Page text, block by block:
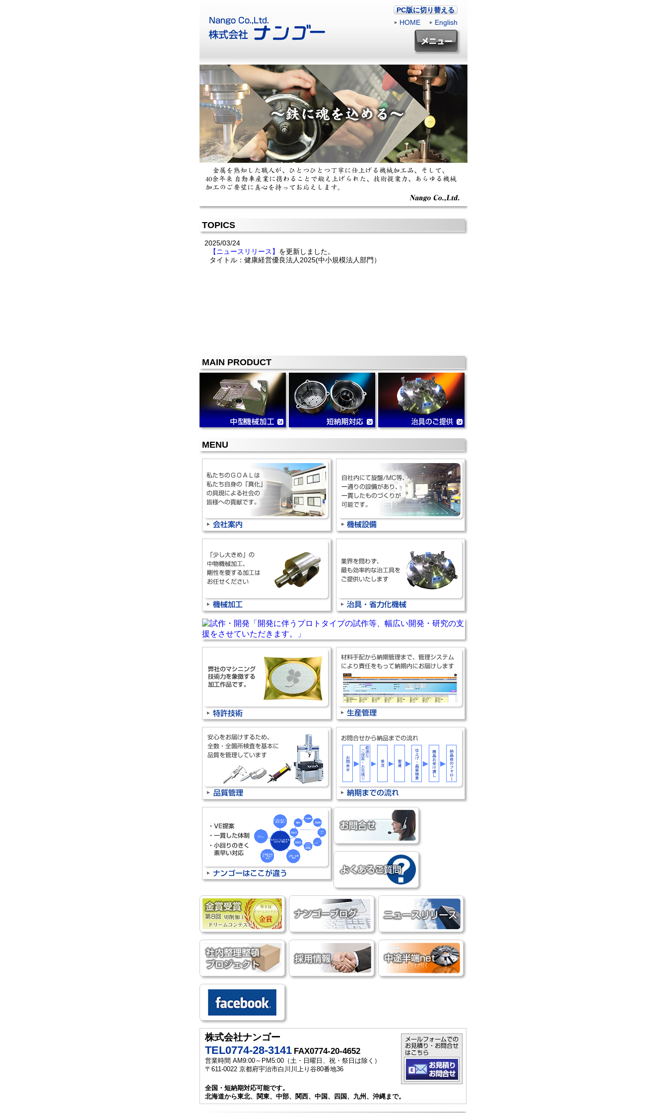
PC版に切り替える
HOME
English
TOPICS
2025/03/24
【ニュースリリース】 を更新しました。
タイトル：健康経営優良法人2025(中小規模法人部門）
MAIN PRODUCT
MENU
株式会社ナンゴー
TEL0774-28-3141 FAX0774-20-4652
営業時間 AM9:00～PM5:00（土・日曜日、祝・祭日は除く）
〒611-0022 京都府宇治市白川川上り谷80番地36
全国・短納期対応可能です。
北海道から東北、関東、中部、関西、中国、四国、九州、沖縄まで。